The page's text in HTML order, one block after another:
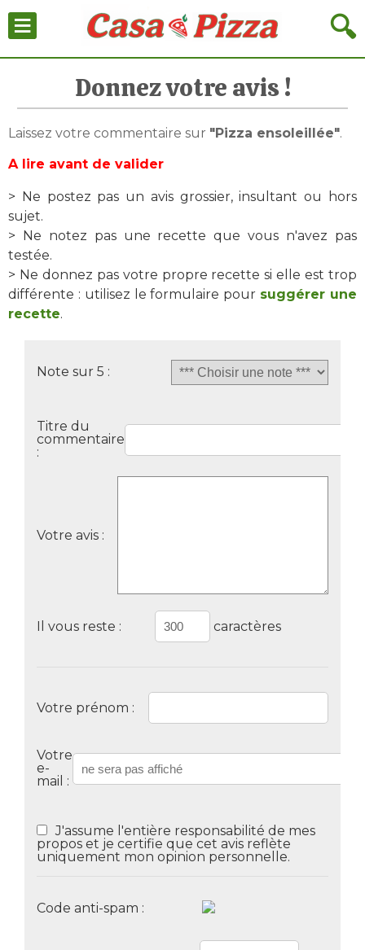
🔍
≡
Donnez votre avis !
Laissez votre commentaire sur "Pizza ensoleillée".
A lire avant de valider
> Ne postez pas un avis grossier, insultant ou hors
sujet.
> Ne notez pas une recette que vous n'avez pas
testée.
> Ne donnez pas votre propre recette si elle est trop
différente : utilisez le formulaire pour suggérer une
recette.
Note sur 5 :
Titre du
commentaire
:
Votre avis :
Il vous reste : caractères
Votre prénom :
Votre
e-
mail :
J'assume l'entière responsabilité de mes
propos et je certifie que cet avis reflète
uniquement mon opinion personnelle.
Code anti-spam :